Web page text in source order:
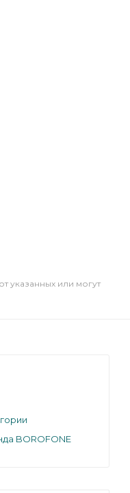
указанных или могут
BOROFONE